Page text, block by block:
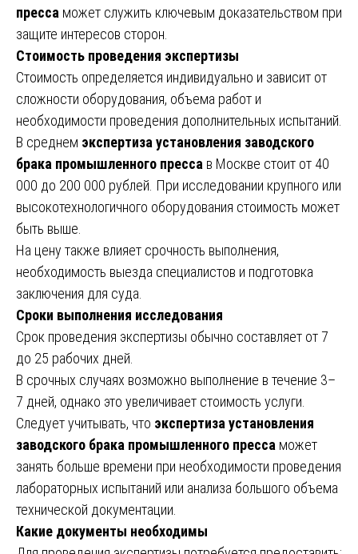
пресса может служить ключевым доказательством при
защите интересов сторон.
Стоимость проведения экспертизы
Стоимость определяется индивидуально и зависит от
сложности оборудования, объема работ и
необходимости проведения дополнительных испытаний.
В среднем экспертиза установления заводского
брака промышленного пресса в Москве стоит от 40
000 до 200 000 рублей. При исследовании крупного или
высокотехнологичного оборудования стоимость может
быть выше.
На цену также влияет срочность выполнения,
необходимость выезда специалистов и подготовка
заключения для суда.
Сроки выполнения исследования
Срок проведения экспертизы обычно составляет от 7
до 25 рабочих дней.
В срочных случаях возможно выполнение в течение 3–
7 дней, однако это увеличивает стоимость услуги.
Следует учитывать, что экспертиза установления
заводского брака промышленного пресса может
занять больше времени при необходимости проведения
лабораторных испытаний или анализа большого объема
технической документации.
Какие документы необходимы